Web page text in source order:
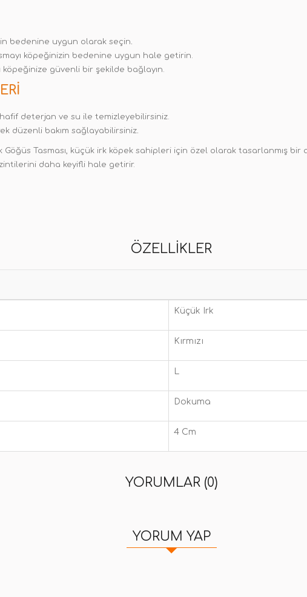
bedenine uygun olarak seçin.
köpeğinizin bedenine uygun hale getirin.
köpeğinize güvenli bir şekilde bağlayın.
deterjan ve su ile temizleyebilirsiniz.
düzenli bakım sağlayabilirsiniz.
Tasması, küçük irk köpek sahipleri için özel olarak tasarlanmış bir
daha keyifli hale getirir.
ÖZELLIKLER
Küçük Irk
Kırmızı
L
Dokuma
4 Cm
YORUMLAR (0)
YORUM YAP